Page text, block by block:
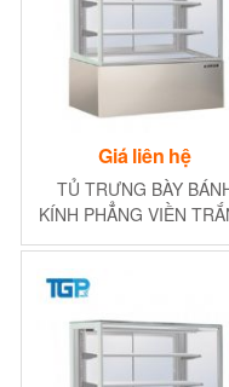
Giá liên hệ
TỦ TRƯNG BÀY
KÍNH PHẲNG VIỀN
1500MM (2NGĂN)